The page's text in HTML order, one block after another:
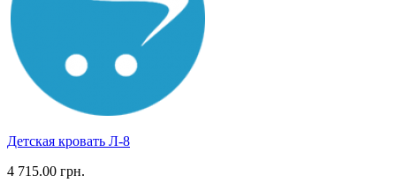
Детская кровать Л-8
4 715.00 грн.